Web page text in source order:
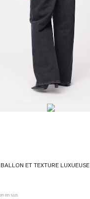
ET TEXTURE LUXUEUSE
en sus